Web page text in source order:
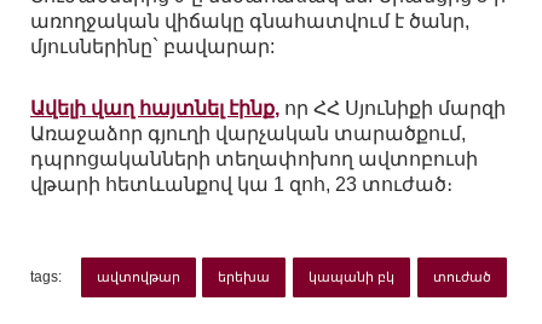
առողջական վիճակը գնահատվում է ծանր,
մյուսներինը` բավարար:
Ավելի վաղ հայտնել էինք, որ ՀՀ Սյունիքի մարզի
Առաջաձոր գյուղի վարչական տարածքում,
դպրոցականների տեղափոխող ավտոբուսի
վթարի հետևանքով կա 1 զոհ, 23 տուժած։
tags: ավտովթար երեխա կապանի բկ տուժած